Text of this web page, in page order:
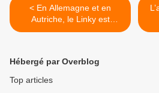
< En Allemagne et en
Autriche, le Linky est
sévèrement bridé
Hébergé par Overblog
Top articles